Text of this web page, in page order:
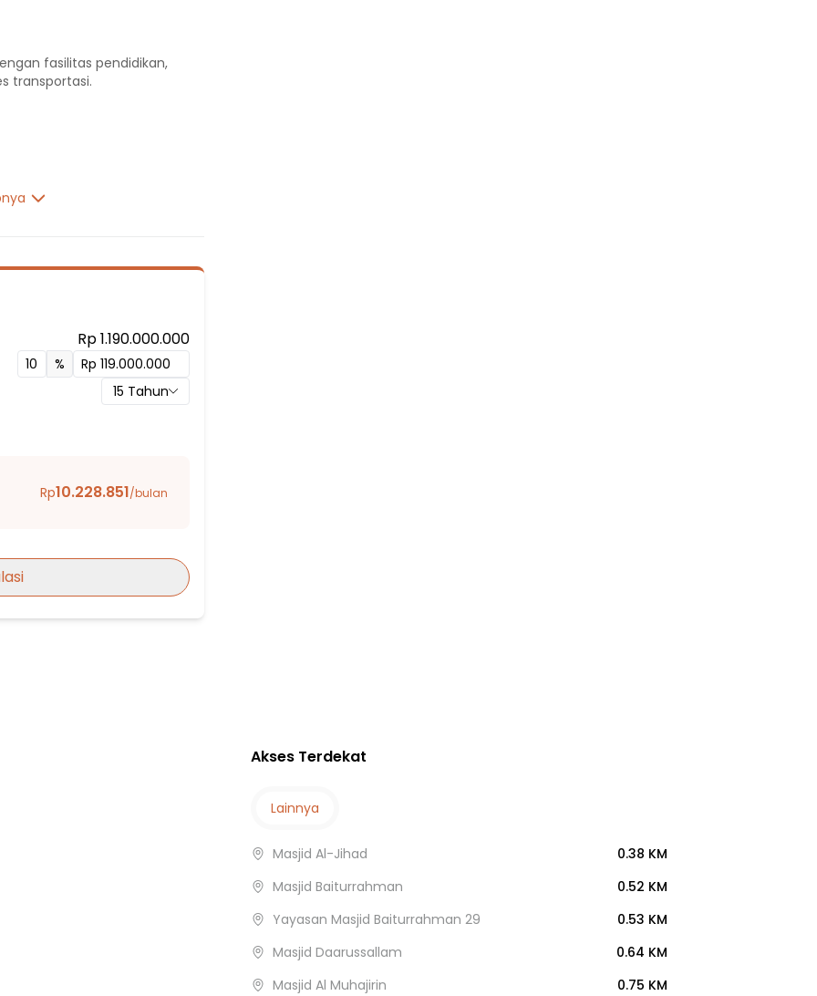
fasilitas pendidikan,
transportasi.
Rp 1.190.000.000
%
15 Tahun
Rp10.228.851/bulan
Akses Terdekat
Lainnya
Masjid Al-Jihad
0.38 KM
Masjid Baiturrahman
0.52 KM
Yayasan Masjid Baiturrahman 29
0.53 KM
Masjid Daarussallam
0.64 KM
Masjid Al Muhajirin
0.75 KM